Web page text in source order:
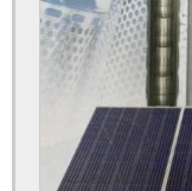
Higienização de poço
Instalação de poço
Licença ambiental poço
Licença ambiental poço